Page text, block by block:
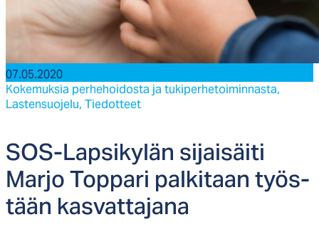
07.05.2020
Kokemuksia perhehoidosta ja tukiperhetoiminnasta,
Lastensuojelu, Tiedotteet
SOS-Lap­si­ky­län si­jai­säi­ti
Mar­jo Top­pa­ri pal­ki­taan työs­
tään kas­vat­ta­ja­na